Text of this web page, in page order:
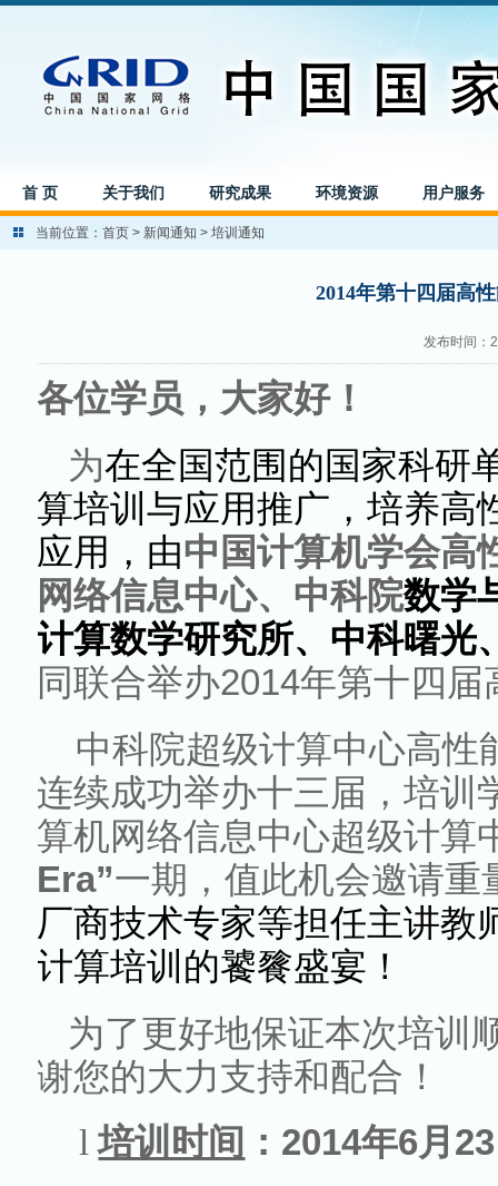
首 页 关于我们 研究成果 环境资源 用户服务
当前位置： 首页 > 新闻通知 > 培训通知
2014年第十四届高
发布时间：
各位学员，大家好！
为在全国范围的国家科研
算培训与应用推广，培养高
应用，由中国计算机学会高
网络信息中心、中科院数学
计算数学研究所、中科曙光
同联合举办2014年第十四届
中科院超级计算中心高性
连续成功举办十三届，培训
算机网络信息中心超级计算
Era”一期，值此机会邀请重
厂商技术专家等担任主讲教
计算培训的饕餮盛宴！
为了更好地保证本次培训
谢您的大力支持和配合！
l培训时间 ： 2014年6月 23